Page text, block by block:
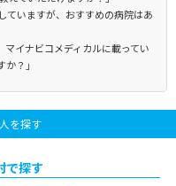
ていますが、おすすめの病院はあ
マイナビコメディカルに載ってい
？」
を探す
で探す